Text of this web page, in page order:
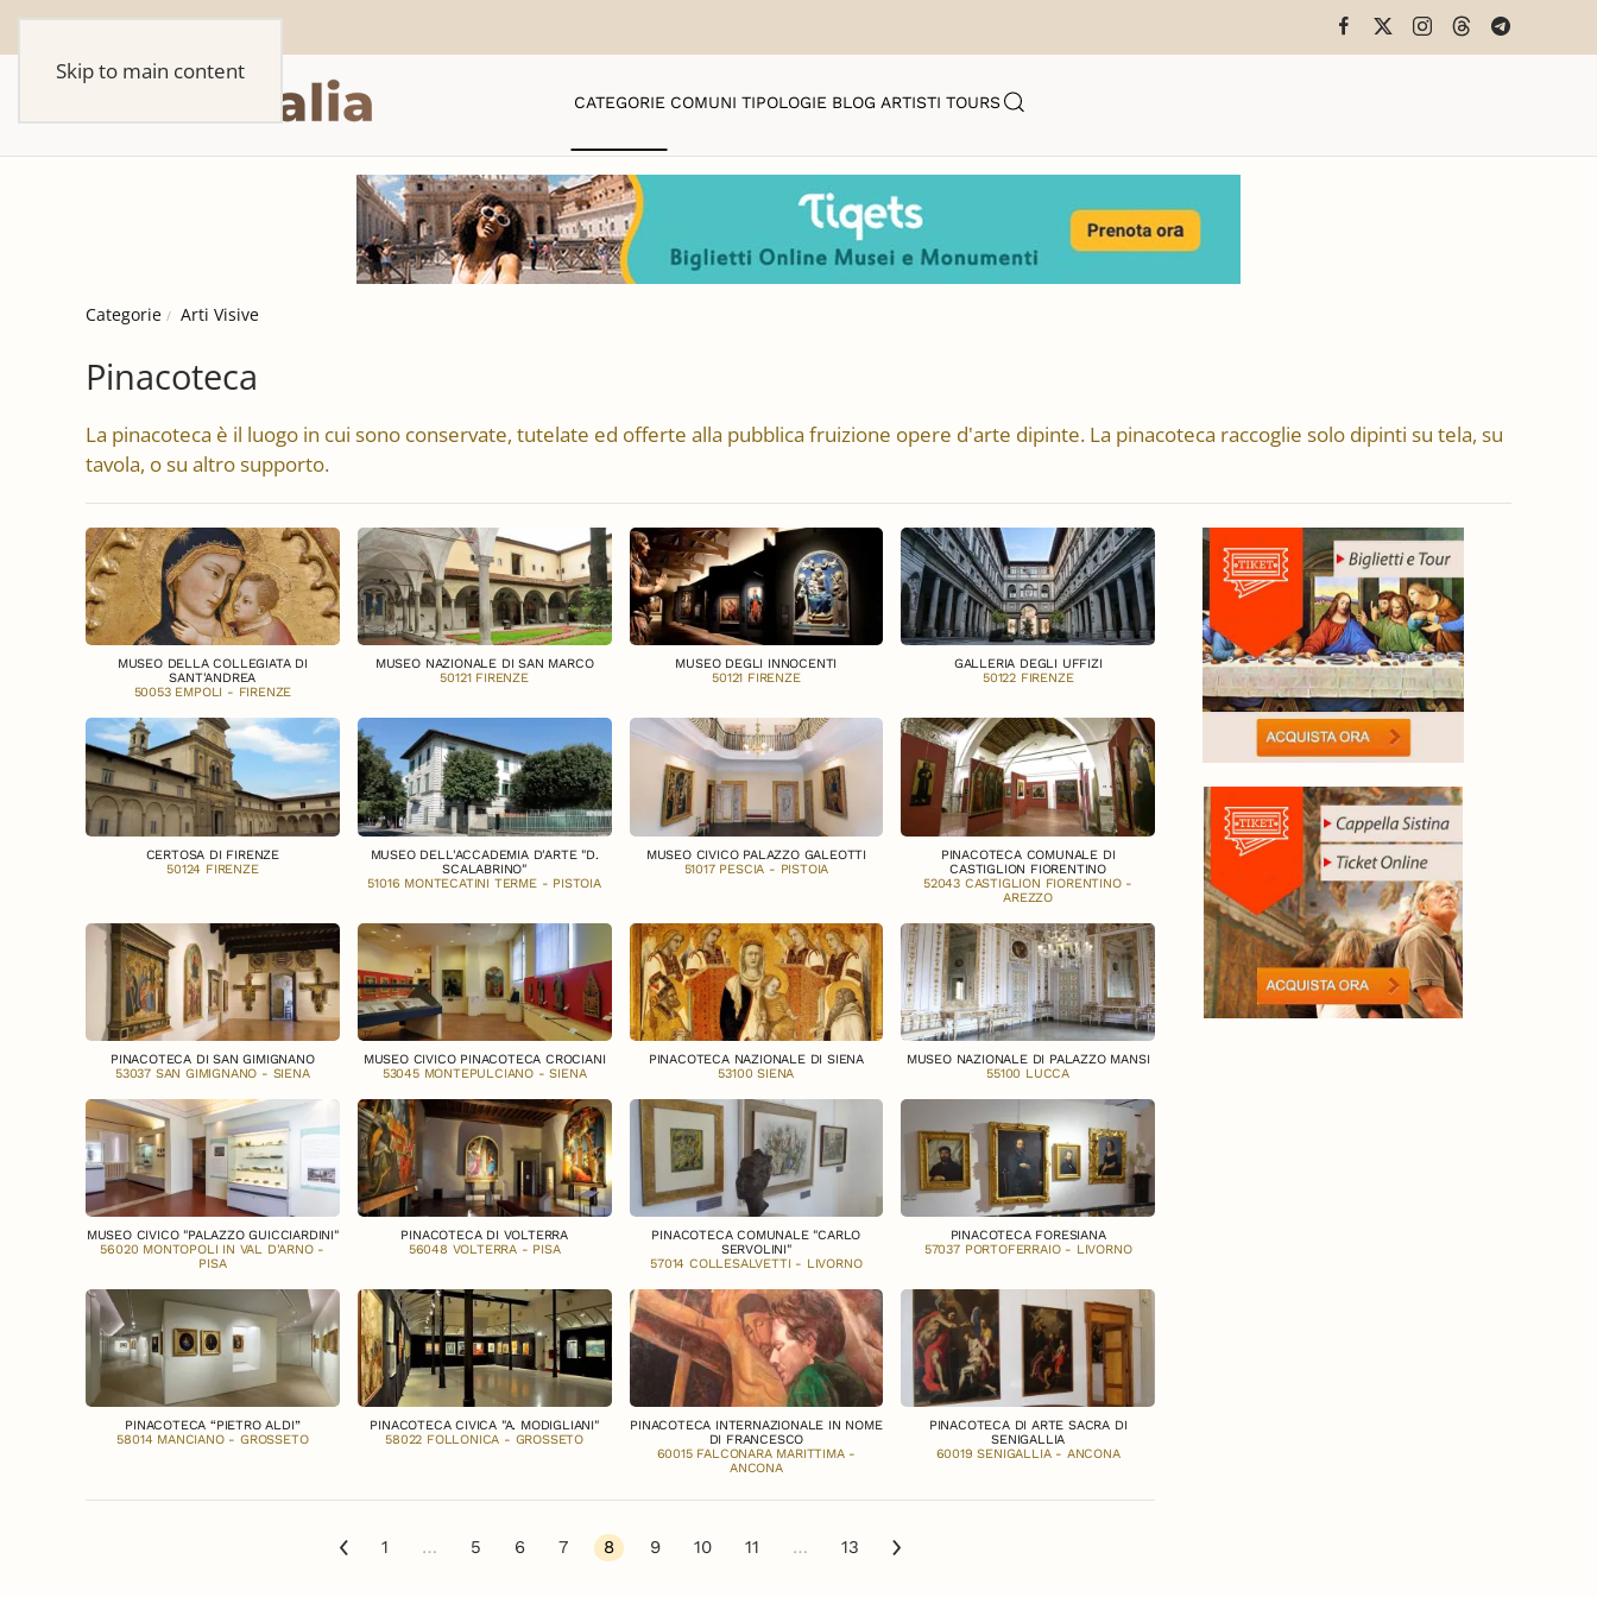
Skip to main content
CATEGORIE COMUNI TIPOLOGIE BLOG ARTISTI TOURS
Categorie Arti Visive
Pinacoteca
La pinacoteca è il luogo in cui sono conservate, tutelate ed offerte alla pubblica fruizione opere d'arte dipinte. La pinacoteca raccoglie solo dipinti su tela, su
tavola, o su altro supporto.
MUSEO DELLA COLLEGIATA DI
SANT'ANDREA
50053 EMPOLI - FIRENZE
MUSEO NAZIONALE DI SAN MARCO
50121 FIRENZE
MUSEO DEGLI INNOCENTI
50121 FIRENZE
GALLERIA DEGLI UFFIZI
50122 FIRENZE
CERTOSA DI FIRENZE
50124 FIRENZE
MUSEO DELL'ACCADEMIA D'ARTE "D.
SCALABRINO"
51016 MONTECATINI TERME - PISTOIA
MUSEO CIVICO PALAZZO GALEOTTI
51017 PESCIA - PISTOIA
PINACOTECA COMUNALE DI
CASTIGLION FIORENTINO
52043 CASTIGLION FIORENTINO -
AREZZO
PINACOTECA DI SAN GIMIGNANO
53037 SAN GIMIGNANO - SIENA
MUSEO CIVICO PINACOTECA CROCIANI
53045 MONTEPULCIANO - SIENA
PINACOTECA NAZIONALE DI SIENA
53100 SIENA
MUSEO NAZIONALE DI PALAZZO MANSI
55100 LUCCA
MUSEO CIVICO "PALAZZO GUICCIARDINI"
56020 MONTOPOLI IN VAL D'ARNO -
PISA
PINACOTECA DI VOLTERRA
56048 VOLTERRA - PISA
PINACOTECA COMUNALE "CARLO
SERVOLINI"
57014 COLLESALVETTI - LIVORNO
PINACOTECA FORESIANA
57037 PORTOFERRAIO - LIVORNO
PINACOTECA “PIETRO ALDI”
58014 MANCIANO - GROSSETO
PINACOTECA CIVICA "A. MODIGLIANI"
58022 FOLLONICA - GROSSETO
PINACOTECA INTERNAZIONALE IN NOME
DI FRANCESCO
60015 FALCONARA MARITTIMA -
ANCONA
PINACOTECA DI ARTE SACRA DI
SENIGALLIA
60019 SENIGALLIA - ANCONA
1 … 5 6 7 8 9 10 11 … 13